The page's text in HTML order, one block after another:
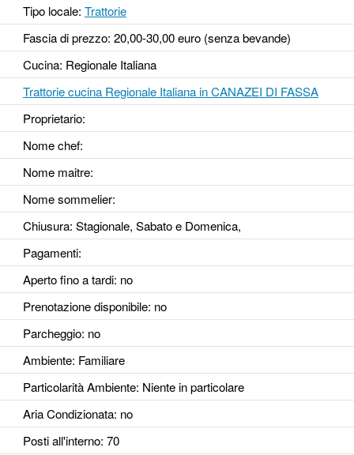
Tipo locale: Trattorie
Fascia di prezzo: 20,00-30,00 euro (senza bevande)
Cucina: Regionale Italiana
Trattorie cucina Regionale Italiana in CANAZEI DI FASSA
Proprietario:
Nome chef:
Nome maitre:
Nome sommelier:
Chiusura: Stagionale, Sabato e Domenica,
Pagamenti:
Aperto fino a tardi: no
Prenotazione disponibile: no
Parcheggio: no
Ambiente: Familiare
Particolarità Ambiente: Niente in particolare
Aria Condizionata: no
Posti all'interno: 70